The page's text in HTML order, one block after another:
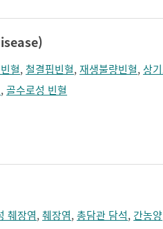
혈, 철결핍빈혈,재생불량빈혈, 상
,골수로성 빈혈
췌장염,췌장염,총담관 담석, 간농양